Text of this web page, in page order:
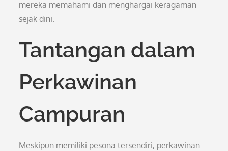
mereka memahami dan menghargai keragaman
sejak dini.
Tantangan dalam
Perkawinan
Campuran
Meskipun memiliki pesona tersendiri, perkawinan